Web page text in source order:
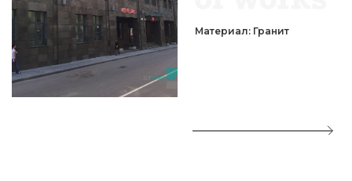
Материал: Гранит